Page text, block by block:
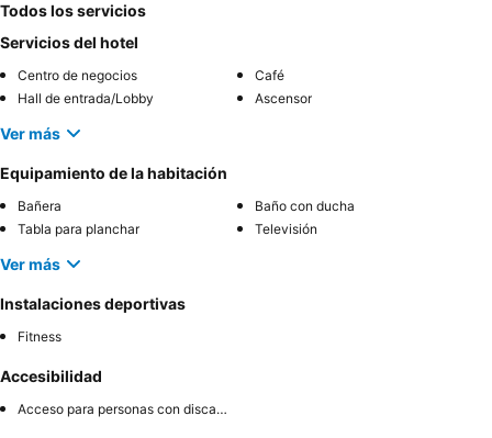
Todos los servicios
Servicios del hotel
Centro de negocios
Café
Hall de entrada/Lobby
Ascensor
Ver más
Equipamiento de la habitación
Bañera
Baño con ducha
Tabla para planchar
Televisión
Ver más
Instalaciones deportivas
Fitness
Accesibilidad
Acceso para personas con discapacidad